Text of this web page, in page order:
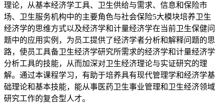
理论，从基本经济学工具、卫生供给与需求、信息和保险市
场、卫生服务机构中的主要角色与社会保险5大模块培养卫生
经济学的思维方式以及经济学和计量经济学在当前卫生保健问
题中的应用实例，为员工提供了经济学者分析和解释问题的思
路，使员工具备卫生经济学研究所需求的经济学和计量经济学
分析工具的技能，从而加深对卫生经济理论与实证研究的理
解。通过本课程学习，有助于培养具有现代管理学和经济学基
础理论和基本技能，能从事医药卫生事业管理和卫生经济领域
研究工作的复合型人才。